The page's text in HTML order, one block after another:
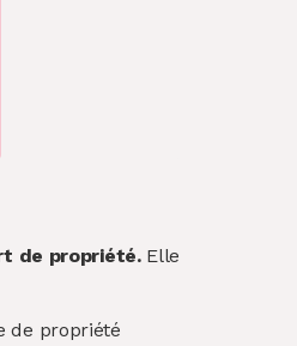
de propriété.Elle
de propriété